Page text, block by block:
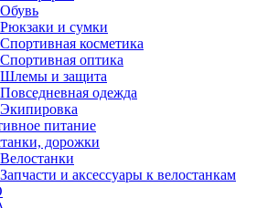
Обувь
Рюкзаки и сумки
Спортивная косметика
Спортивная оптика
Шлемы и защита
Повседневная одежда
Экипировка
питание
дорожки
Велостанки
Запчасти и аксессуары к велостанкам